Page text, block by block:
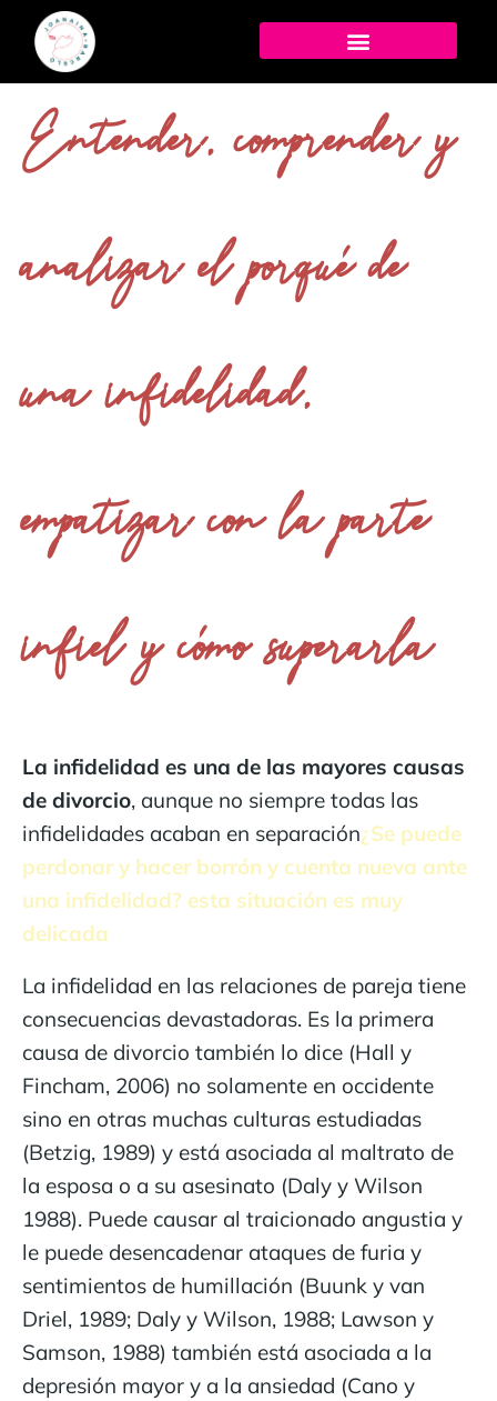
Entender, comprender y
analizar el porqué de
una infidelidad,
empatizar con la parte
infiel y cómo superarla
La infidelidad es una de las mayores causas
de divorcio, aunque no siempre todas las
infidelidades acaban en separación¿Se puede
perdonar y hacer borrón y cuenta nueva ante
una infidelidad? esta situación es muy
delicada
La infidelidad en las relaciones de pareja tiene
consecuencias devastadoras. Es la primera
causa de divorcio también lo dice (Hall y
Fincham, 2006) no solamente en occidente
sino en otras muchas culturas estudiadas
(Betzig, 1989) y está asociada al maltrato de
la esposa o a su asesinato (Daly y Wilson
1988). Puede causar al traicionado angustia y
le puede desencadenar ataques de furia y
sentimientos de humillación (Buunk y van
Driel, 1989; Daly y Wilson, 1988; Lawson y
Samson, 1988) también está asociada a la
depresión mayor y a la ansiedad (Cano y